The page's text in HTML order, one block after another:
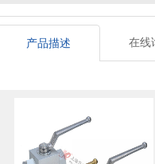
产品描述 在线